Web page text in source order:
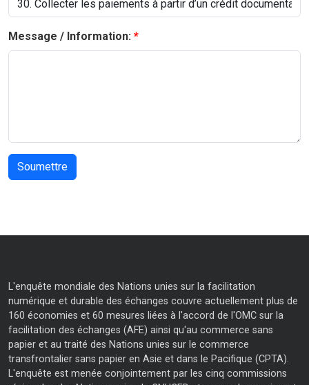
Message / Information:
L'enquête mondiale des Nations unies sur la facilitation
numérique et durable des échanges couvre actuellement plus de
160 économies et 60 mesures liées à l'accord de l'OMC sur la
facilitation des échanges (AFE) ainsi qu'au commerce sans
papier et au traité des Nations unies sur le commerce
transfrontalier sans papier en Asie et dans le Pacifique (CPTA).
L'enquête est menée conjointement par les cinq commissions